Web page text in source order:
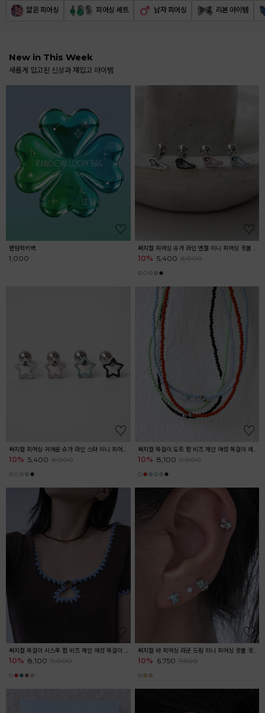
얇은 피어싱 피어싱 세트 남자 피어싱 리본 아이템
New in This Week
새롭게 입고된 신상과 재입고 아이템
랜덤럭키백
1,000
써지컬 피어싱 슈가 라인 엔젤 미니 피어싱 귓볼 아웃컨츠 귓바퀴 키치
10% 5,400 6,000
써지컬 피어싱 귀여운 슈가 라인 스타 미니 피어싱 귓볼 아웃컨츠 귓바퀴
10% 5,400 6,000
써지컬 목걸이 도트 팝 비즈 체인 여성 목걸이 레이어드
10% 8,100 9,000
써지컬 목걸이 시스루 팝 비즈 체인 여성 목걸이 여름목걸이
10% 8,100 9,000
써지컬 바 피어싱 라군 드림 미니 피어싱 귓볼 귓바퀴 아웃컨츠 마린
10% 6,750 7,500